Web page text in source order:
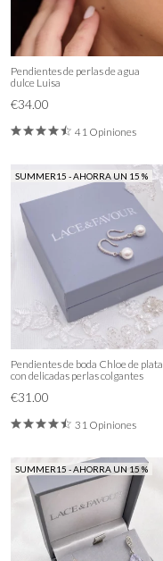
Pendientes de perlas de agua
dulce Luisa
€34.00
41 Opiniones
SUMMER15 - AHORRA UN 15 %
Pendientes de boda Chloe de plata
con delicadas perlas colgantes
€31.00
31 Opiniones
SUMMER15 - AHORRA UN 15 %